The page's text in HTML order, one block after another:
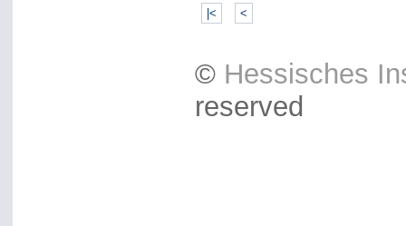
|< <
© Hessisches
reserved